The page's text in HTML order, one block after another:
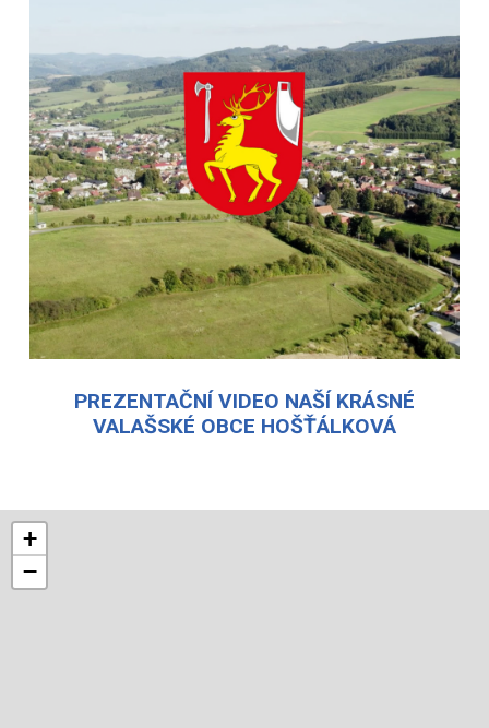
PREZENTAČNÍ VIDEO NAŠÍ KRÁSNÉ
VALAŠSKÉ OBCE HOŠŤÁLKOVÁ
+
−